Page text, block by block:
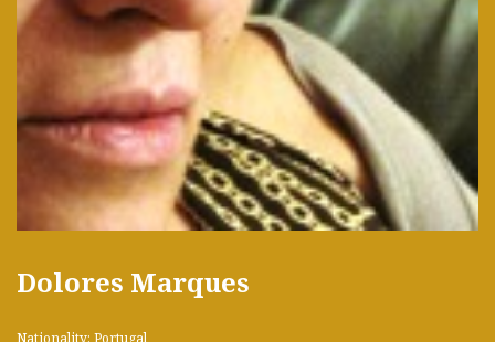
Dolores Marques
Nationality: Portugal